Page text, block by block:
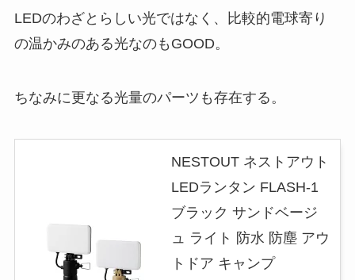
LEDのわざとらしい光ではなく、比較的電球寄り
の温かみのある光なのもGOOD。
ちなみに更なる光量のパーツも存在する。
NESTOUT ネストアウト
LEDランタン FLASH-1
ブラック サンドベージ
ュ ライト 防水 防塵 アウ
トドア キャンプ